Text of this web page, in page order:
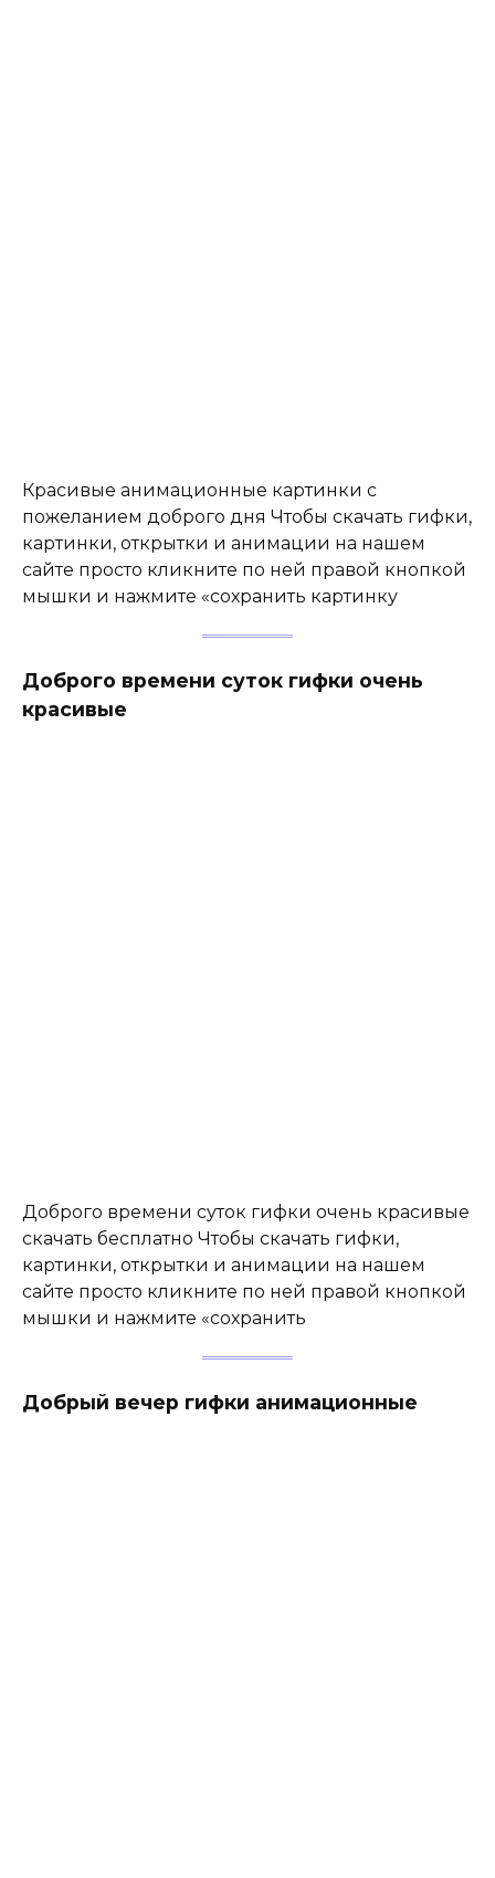
Красивые анимационные картинки с
пожеланием доброго дня Чтобы скачать гифки,
картинки, открытки и анимации на нашем
сайте просто кликните по ней правой кнопкой
мышки и нажмите «сохранить картинку
Доброго времени суток гифки очень
красивые
Доброго времени суток гифки очень красивые
скачать бесплатно Чтобы скачать гифки,
картинки, открытки и анимации на нашем
сайте просто кликните по ней правой кнопкой
мышки и нажмите «сохранить
Добрый вечер гифки анимационные